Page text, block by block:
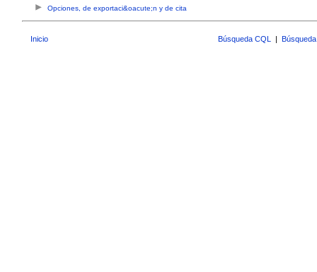
Opciones, de exportaci&oacute;n y de cita
Inicio Búsqueda CQL |